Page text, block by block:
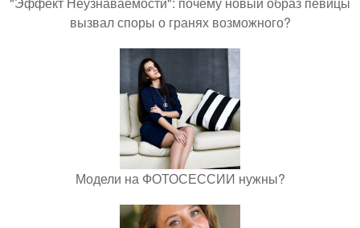
вызвал споры о гранях возможного?
Модели на ФОТОСЕССИИ нужны?